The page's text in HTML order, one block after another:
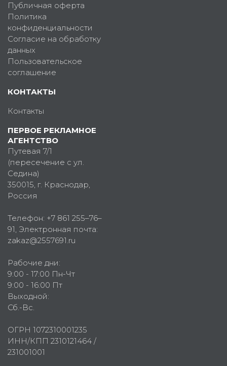
Публичная оферта
Политика
конфиденциальности
Согласие на обработку
данных
Пользовательское
соглашение
КОНТАКТЫ
Контакты
ПЕРВОЕ РЕКЛАМНОЕ
АГЕНТСТВО
Путевая 7/1
(пересечение с ул.
Седина)
350015, г. Краснодар,
Россия
Телефон: +7 861 255–76–
91, Электронная почта:
zakaz@2557691.ru
Рабочие дни:
9:00 - 17:00 Пн-Чт
9:00 - 16:00 Пт
Выходной:
Сб.-Вс.
ОГРН 1072310001235
ИНН/КПП 2310121464 /
231001001